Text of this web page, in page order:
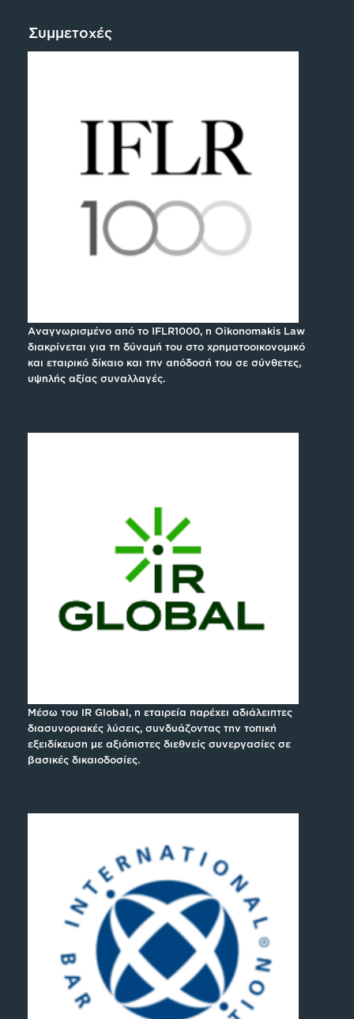
Συμμετοχές
Αναγνωρισμένο από το IFLR1000, η Oikonomakis Law
διακρίνεται για τη δύναμή του στο χρηματοοικονομικό
και εταιρικό δίκαιο και την απόδοσή του σε σύνθετες,
υψηλής αξίας συναλλαγές.
Μέσω του IR Global, η εταιρεία παρέχει αδιάλειπτες
διασυνοριακές λύσεις, συνδυάζοντας την τοπική
εξειδίκευση με αξιόπιστες διεθνείς συνεργασίες σε
βασικές δικαιοδοσίες.